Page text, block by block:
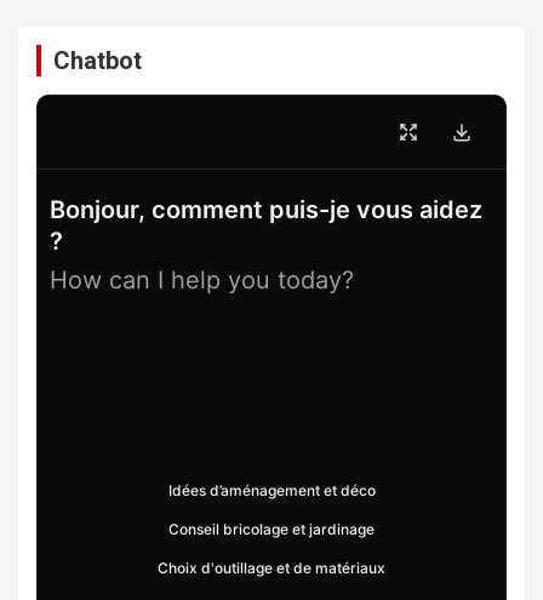
Chatbot
Bonjour, comment puis-je vous aidez
?
How can I help you today?
Idées d’aménagement et déco
Conseil bricolage et jardinage
Choix d'outillage et de matériaux